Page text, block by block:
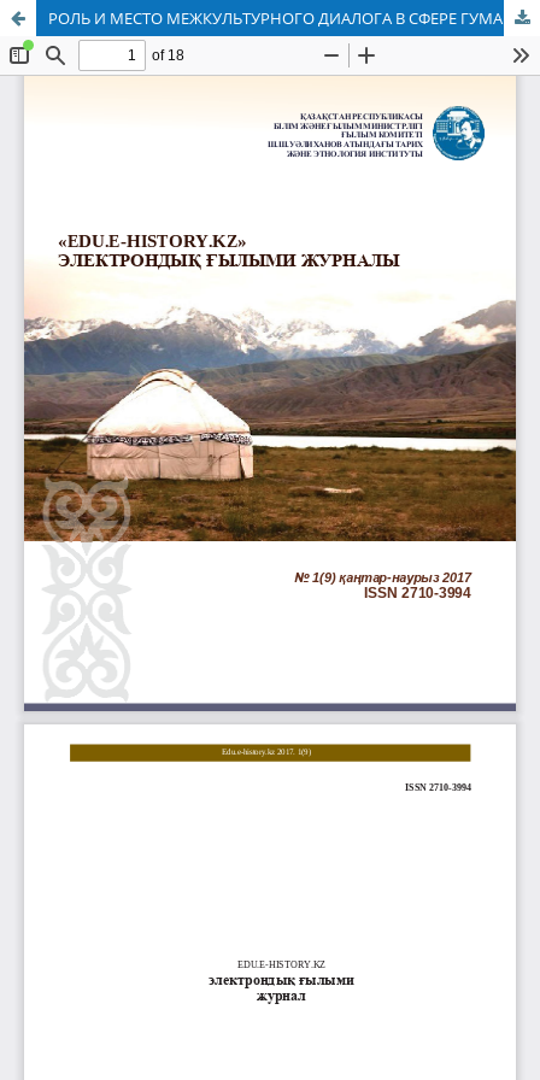
РОЛЬ И МЕСТО МЕЖКУЛЬТУРНОГО ДИАЛОГА В СФЕРЕ ГУМАНИТАРНОГО СОТРУДНИЧЕСТВА